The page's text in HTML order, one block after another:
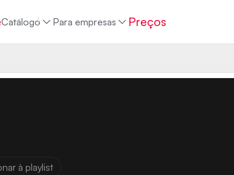
Catálogo Para empresas Preços
à playlist